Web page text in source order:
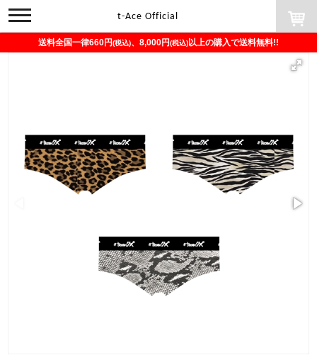
toggle
navigation
t-Ace Official
送料全国一律660円(税込)、8,000円(税込)以上の購入で送料無料!!